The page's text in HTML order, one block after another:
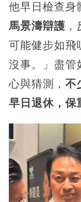
他早日檢查身
馬景濤辯護
可能健步如飛
沒事。」盡管
心與猜測， 不
早日退休，保